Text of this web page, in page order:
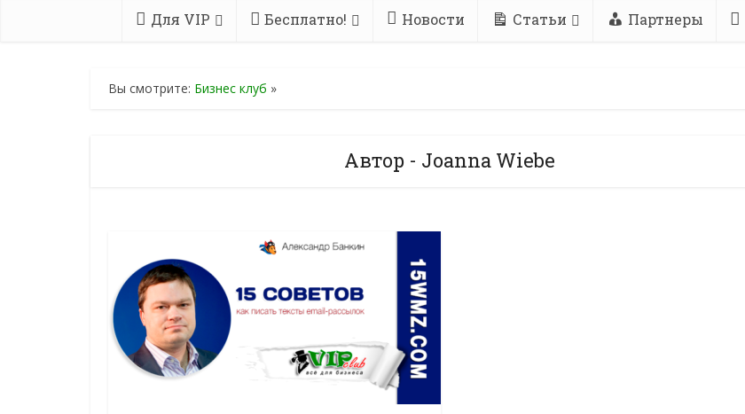
Для VIP Бесплатно! Новости Статьи Партнеры
Вы смотрите: Бизнес клуб »
Автор - Joanna Wiebe